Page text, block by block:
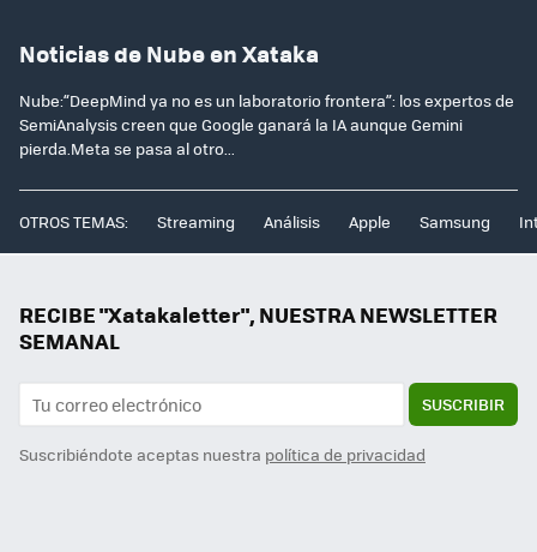
Noticias de Nube en Xataka
Nube:“DeepMind ya no es un laboratorio frontera”: los expertos de
SemiAnalysis creen que Google ganará la IA aunque Gemini
pierda.Meta se pasa al otro...
OTROS TEMAS: Streaming Análisis Apple Samsung
RECIBE "Xatakaletter", NUESTRA NEWSLETTER
SEMANAL
SUSCRIBIR
Suscribiéndote aceptas nuestra política de privacidad